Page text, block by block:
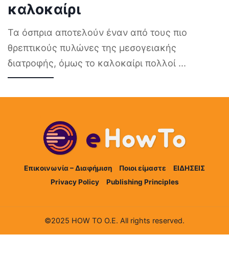
καλοκαίρι
Τα όσπρια αποτελούν έναν από τους πιο
θρεπτικούς πυλώνες της μεσογειακής
διατροφής, όμως το καλοκαίρι πολλοί ...
Επικοινωνία – Διαφήμιση Ποιοι είμαστε
ΕΙΔΗΣΕΙΣ
Privacy Policy
Publishing Principles
©2025 HOW TO Ο.Ε. All rights reserved.